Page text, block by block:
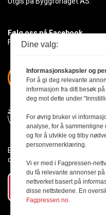
Følg oss på Facebook
Få med deg det siste innen
Byggmesteren følger Vær
den er nedfelt i
Abonner på vårt
Dine valg:
Informasjonskapsler og
For å gi deg relevante
informasjon fra ditt besøk
deg mot dette under
For øvrig bruker vi
analyse, for å
og for å utvikle og tilby
personvernerklæring.
Vi er med i Fagpressen-
du få relevante annonser
nettverket basert på
disse nettstedene. En
Fagpressen.no.